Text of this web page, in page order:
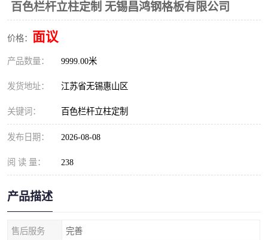
百色栏杆立柱定制 无锡昌鸿钢格板有限公司
价格： 面议
产品数量： 9999.00米
发货地址： 江苏省无锡惠山区
关键词： 百色栏杆立柱定制
发布日期： 2026-08-08
阅 读 量： 238
产品描述
售后服务 完善